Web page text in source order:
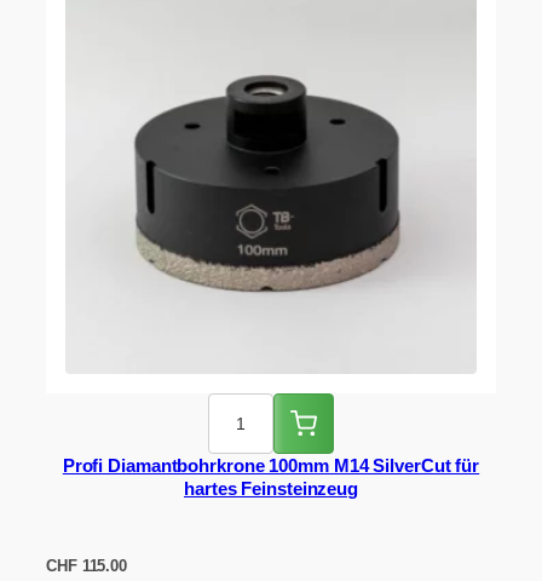
Profi Diamantbohrkrone 100mm M14 SilverCut für
hartes Feinsteinzeug
CHF115.00